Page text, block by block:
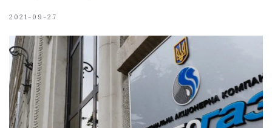
2021-09-27